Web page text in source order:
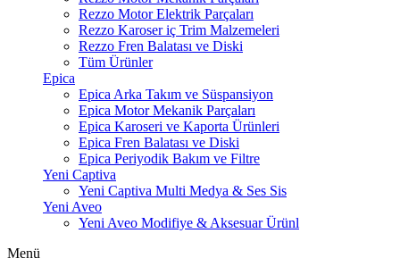
Rezzo Motor Elektrik Parçaları
Rezzo Karoser iç Trim Malzemeleri
Rezzo Fren Balatası ve Diski
Tüm Ürünler
Epica
Epica Arka Takım ve Süspansiyon
Epica Motor Mekanik Parçaları
Epica Karoseri ve Kaporta Ürünleri
Epica Fren Balatası ve Diski
Epica Periyodik Bakım ve Filtre
Yeni Captiva
Yeni Captiva Multi Medya & Ses Sis
Yeni Aveo
Yeni Aveo Modifiye & Aksesuar Ürünl
Menü